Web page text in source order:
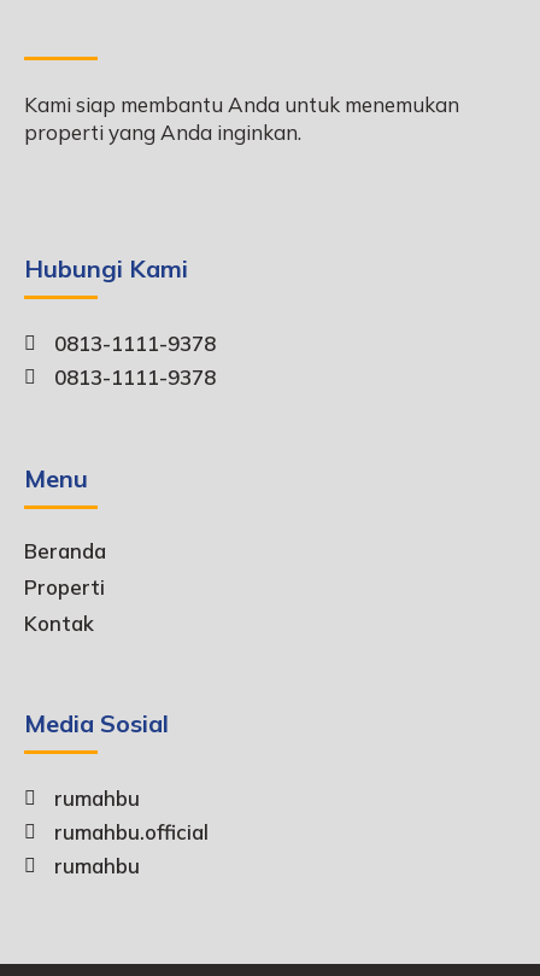
Kami siap membantu Anda untuk menemukan
properti yang Anda inginkan.
Hubungi Kami
0813-1111-9378
0813-1111-9378
Menu
Beranda
Properti
Kontak
Media Sosial
rumahbu
rumahbu.official
rumahbu